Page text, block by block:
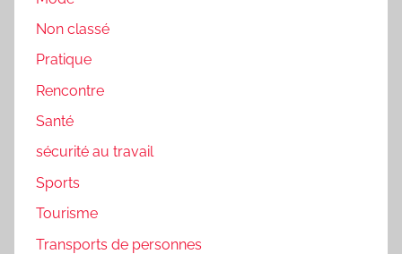
Non classé
Pratique
Rencontre
Santé
sécurité au travail
Sports
Tourisme
Transports de personnes